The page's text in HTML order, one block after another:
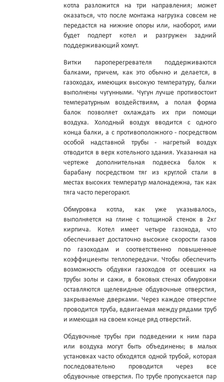
котла разложится на три направления; может
оказаться, что после монтажа нагрузка совсем не
передастся на нижние опоры или, наоборот, ими
будет подперт котел и разгружен задний
поддерживающий хомут.
Витки пароперегревателя поддерживаются
балками, причем, как это обычно и делается, в
газоходах, имеющих высокую температуру, балки
выполнены чугунными. Чугун лучше противостоит
температурным воздействиям, а полая форма
балок позволяет охлаждать их при помощи
воздуха. Холодный воздух вводится с одного
конца балки, а с противоположного - посредством
особой надставной трубы - нагретый воздух
отводится в верх котельного здания. Указанная на
чертеже дополнительная подвеска балок к
барабану посредством тяг из круглой стали в
местах высоких температур малонадежна, так как
тяга часто перегорают.
Обмуровка котла, как уже указывалось,
выполняется на глине с толщиной стенок в 2кг
кирпича. Котел имеет четыре газохода, что
обеспечивает достаточно высокие скорости газов
по газоходам и соответственно повышенные
коэффициенты теплопередачи. Чтобы обеспечить
возможность обдувки газоходов от осевших на
трубы золы и сажи, в боковых стенах обмуровки
оставляются щелевидные обдувочные отверстия,
закрываемые дверками. Через каждое отверстие
проводится труба, вдвигаемая между рядами труб
и имеющая на своем конце ряд отверстий.
Обдувочные трубы при подведении к ним пара
или воздуха могут быть объединены; в малых
установках часто обходятся одной трубой, которая
последовательно проводится через все
обдувочные отверстия. По трубе пропускается пар